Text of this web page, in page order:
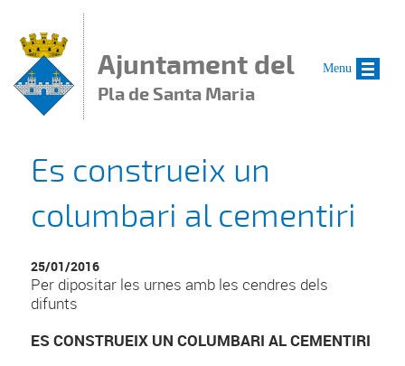
Ajuntament del
Pla de Santa Maria
Es construeix un
columbari al cementiri
25/01/2016
Per dipositar les urnes amb les cendres dels
difunts
ES CONSTRUEIX UN COLUMBARI AL CEMENTIRI
Menu